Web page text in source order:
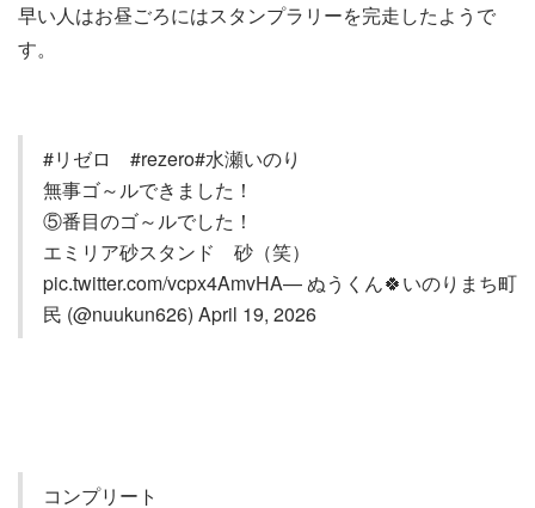
早い人はお昼ごろにはスタンプラリーを完走したようで
す。
#リゼロ #rezero#水瀬いのり
無事ゴ～ルできました！
⑤番目のゴ～ルでした！
エミリア砂スタンド 砂（笑）
pic.twitter.com/vcpx4AmvHA— ぬうくん🍀いのりまち町
民 (@nuukun626) April 19, 2026
コンプリート